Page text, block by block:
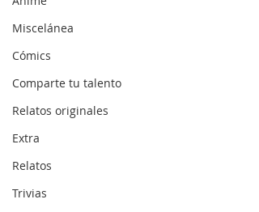
Miscelánea
Cómics
Comparte tu talento
Relatos originales
Extra
Relatos
Trivias